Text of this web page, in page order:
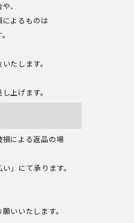
、
よるものは
たします。
上げます。
による返品の場
にて承ります。
いたします。